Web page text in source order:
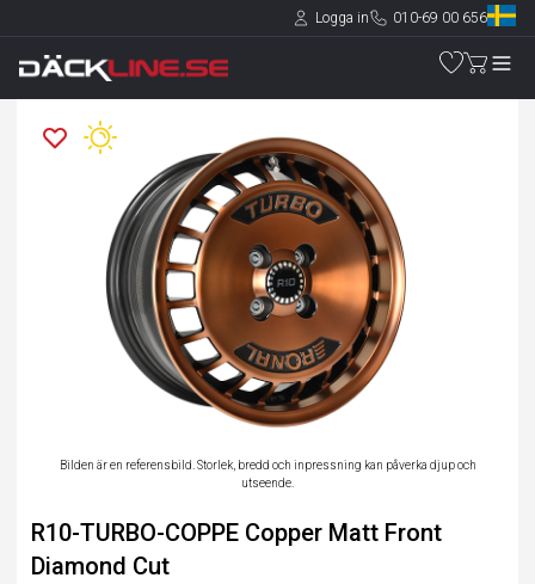
Logga in 010-69 00 656
Bilden är en referensbild. Storlek, bredd och inpressning kan påverka djup och
utseende.
R10-TURBO-COPPE Copper Matt Front
Diamond Cut